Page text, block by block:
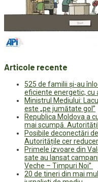
Articole recente
525 de familii și-au
eficiente energetic, cu
Ministrul Mediului:
este „pe jumătate gol”
Republica Moldova a
mai scumpă.
Posibile deconectări
Autoritățile cer
Primele izvoare din
sate au lansat
Veche – Timpuri Noi”
20 de tineri din mai